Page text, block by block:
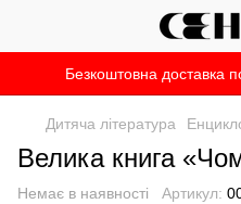
Безкоштовна доставка
Дитяча література
Велика книга
Немає в наявності Артикул: